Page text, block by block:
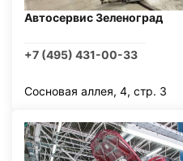
Автосервис Зеленоград
+7 (495) 431-00-33
Сосновая аллея, 4, стр. 3